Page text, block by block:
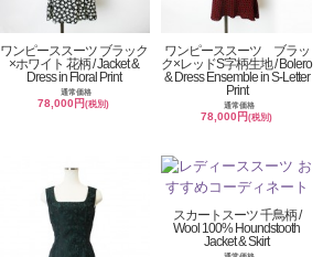
ワンピーススーツ ブラック
×ホワイト 花柄 / Jacket &
Dress in Floral Print
通常価格
78,000円(税別)
ワンピーススーツ ブラッ
ク×レッドS字柄生地 / Bolero
& Dress Ensemble in S-Letter
Print
通常価格
78,000円(税別)
スカートスーツ 千鳥柄 /
Wool 100% Houndstooth
Jacket & Skirt